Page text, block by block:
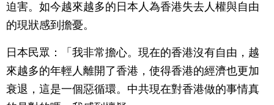
迫害。如今越來越多的日本人為香港失去人權與自由
的現狀感到擔憂。
日本民眾：「我非常擔心。現在的香港沒有自由，越
來越多的年輕人離開了香港，使得香港的經濟也更加
衰退，這是一個惡循環。中共現在對香港做的事情真